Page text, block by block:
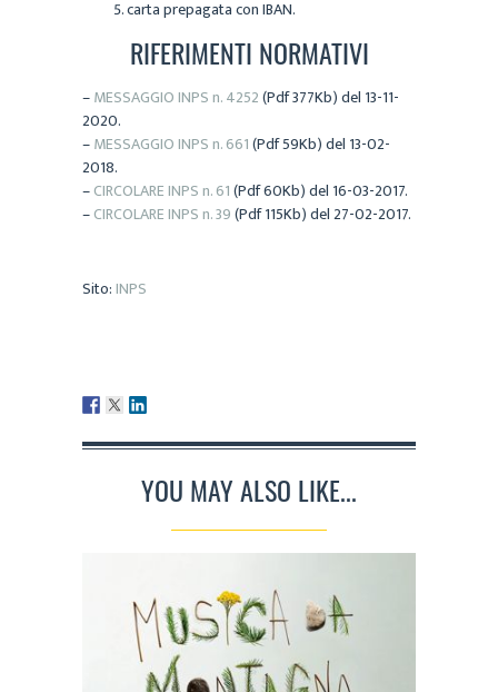
carta prepagata con IBAN.
RIFERIMENTI NORMATIVI
–MESSAGGIO INPS n. 4252(Pdf 377Kb) del 13-11-
2020.
–MESSAGGIO INPS n. 661(Pdf 59Kb) del 13-02-
2018.
–CIRCOLARE INPS n. 61(Pdf 60Kb) del 16-03-2017.
–CIRCOLARE INPS n. 39(Pdf 115Kb) del 27-02-2017.
Sito:INPS
YOU MAY ALSO LIKE...